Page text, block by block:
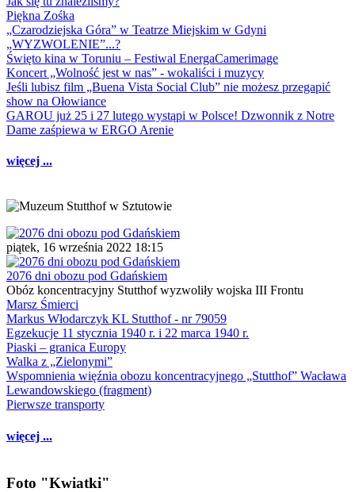
Piękna Zośka
„Czarodziejska Góra” w Teatrze Miejskim w Gdyni
„WYZWOLENIE”...?
Święto kina w Toruniu – Festiwal EnergaCamerimage
Koncert „Wolność jest w nas” - wokaliści i muzycy
Jeśli lubisz film „Buena Vista Social Club” nie możesz przegapić
show na Ołowiance
GAROU już 25 i 27 lutego wystąpi w Polsce! Dzwonnik z Notre
Dame zaśpiewa w ERGO Arenie
więcej ...
piątek, 16 września 2022 18:15
2076 dni obozu pod Gdańskiem
Obóz koncentracyjny Stutthof wyzwoliły wojska III Frontu
Marsz Śmierci
Markus Włodarczyk KL Stutthof - nr 79059
Egzekucje 11 stycznia 1940 r. i 22 marca 1940 r.
Piaski – granica Europy
Walka z „Zielonymi”
Wspomnienia więźnia obozu koncentracyjnego „Stutthof” Wacława
Lewandowskiego (fragment)
Pierwsze transporty
więcej ...
Foto "Kwiatki"